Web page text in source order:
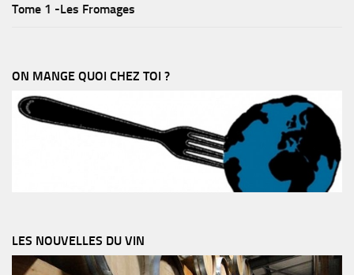
Tome 1 -Les Fromages
ON MANGE QUOI CHEZ TOI ?
LES NOUVELLES DU VIN